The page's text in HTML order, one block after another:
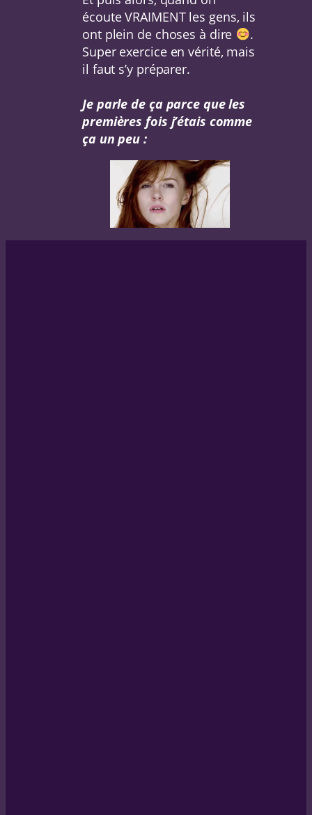
écoute VRAIMENT les gens, ils
ont plein de choses à dire
.
Super exercice en vérité, mais
il faut s’y préparer.
Je parle de ça parce que les
premières fois j’étais comme
ça un peu :